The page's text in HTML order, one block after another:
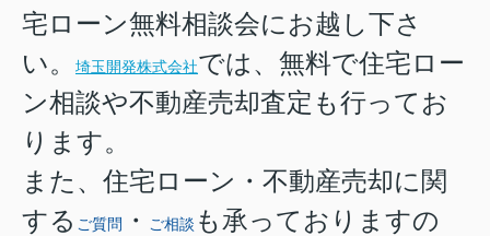
宅ローン無料相談会にお越し下さ
い。
埼玉開発株式会社では、無料で住宅ロー
ン相談や不動産売却査定も行ってお
ります。
また、住宅ローン・不動産売却に関
する ご質問 ・ ご相談 も承っておりますの